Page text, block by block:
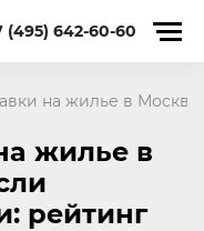
(495) 642-60-60
на жилье в
жилье в
рейтинг